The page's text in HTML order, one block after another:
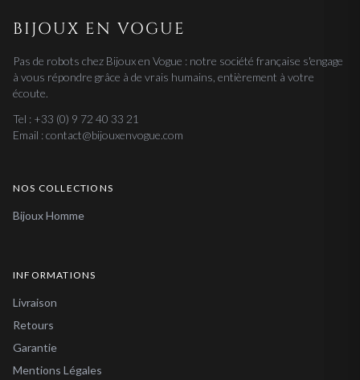
BIJOUX EN VOGUE
Pas de robots chez Bijoux en Vogue : notre société française s'engage
à vous répondre grâce à de vrais humains, entièrement à votre
écoute.
Tel : +33 (0) 9 72 40 33 21
Email : contact@bijouxenvogue.com
NOS COLLECTIONS
Bijoux Homme
INFORMATIONS
Livraison
Retours
Garantie
Mentions Légales